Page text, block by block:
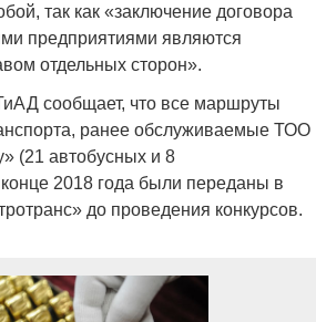
так как «заключение договора
предприятиями являются
отдельных сторон».
сообщает, что все маршруты
ранее обслуживаемые ТОО
(21 автобусных и 8
2018 года были переданы в
до проведения конкурсов.